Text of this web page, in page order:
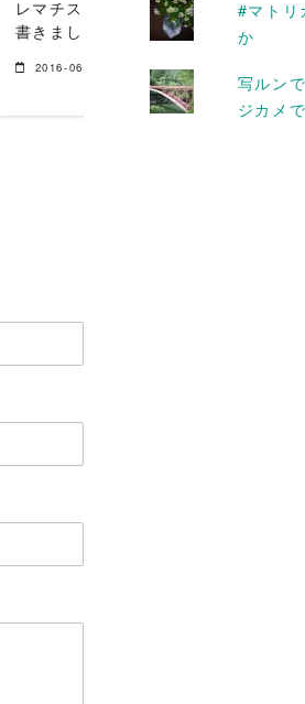
レマチス についてコラムを
書きました
2016-06-08
#マトリ
か
写ルン
ジカメ